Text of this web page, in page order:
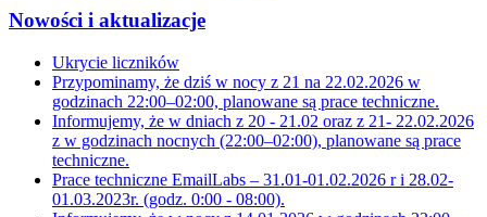
Nowości i aktualizacje
Ukrycie liczników
Przypominamy, że dziś w nocy z 21 na 22.02.2026 w
godzinach 22:00–02:00, planowane są prace techniczne.
Informujemy, że w dniach z 20 - 21.02 oraz z 21- 22.02.2026
z w godzinach nocnych (22:00–02:00), planowane są prace
techniczne.
Prace techniczne EmailLabs – 31.01-01.02.2026 r i 28.02-
01.03.2023r. (godz. 0:00 - 08:00).